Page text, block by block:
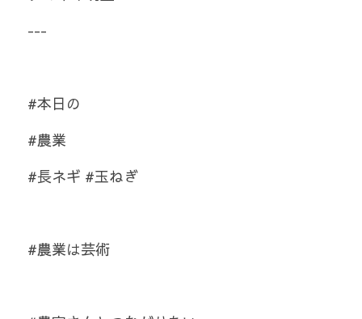
---
#本日の
#農業
#長ネギ #玉ねぎ
#農業は芸術